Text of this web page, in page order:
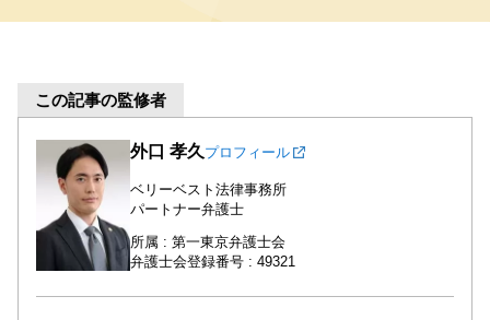
この記事の監修者
外口 孝久 プロフィール
ベリーベスト法律事務所
パートナー弁護士
所属 : 第一東京弁護士会
弁護士会登録番号 : 49321